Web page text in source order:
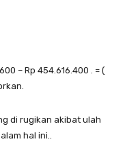
– Rp 454.616.400 . = (
di rugikan akibat ulah
hal ini..